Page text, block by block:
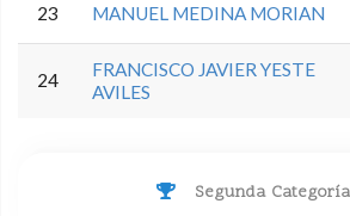
23 MANUEL MEDINA MORIAN
24
FRANCISCO JAVIER YESTE
AVILES
Segunda Categoría